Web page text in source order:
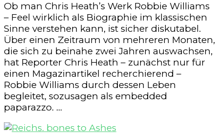
Ob man Chris Heath’s Werk Robbie Williams
– Feel wirklich als Biographie im klassischen
Sinne verstehen kann, ist sicher diskutabel.
Über einen Zeitraum von mehreren Monaten,
die sich zu beinahe zwei Jahren auswachsen,
hat Reporter Chris Heath – zunächst nur für
einen Magazinartikel recherchierend –
Robbie Williams durch dessen Leben
begleitet, sozusagen als embedded
paparazzo. …